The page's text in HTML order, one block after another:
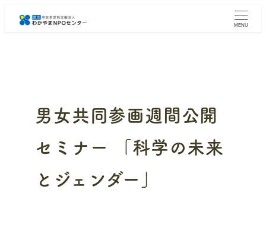
MENU
男女共同参画週間公開
セミナー 「科学の未来
とジェンダー」